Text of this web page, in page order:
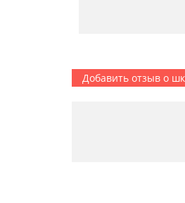
Добавить отзыв о